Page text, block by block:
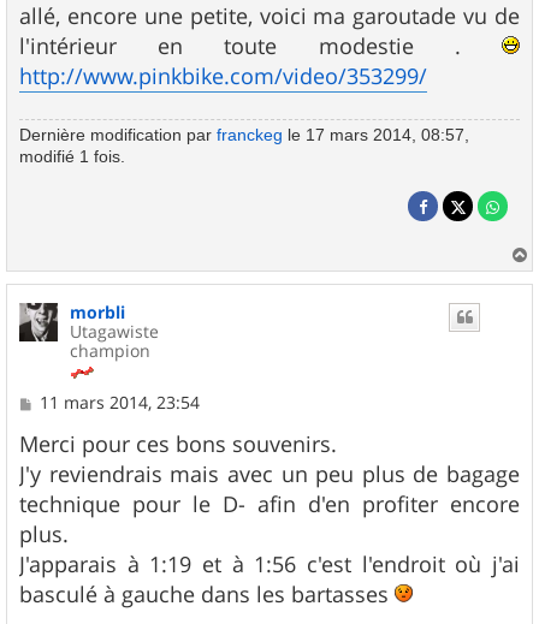
s
s
a
g
e
allé, encore une petite, voici ma garoutade vu de
l'intérieur en toute modestie .
http://www.pinkbike.com/video/353299/
Dernière modification par franckeg le 17 mars 2014, 08:57,
modifié 1 fois.
a
morbli
Utagawiste
champion
M
s
s
a
g
e
11 mars 2014, 23:54
Merci pour ces bons souvenirs.
J'y reviendrais mais avec un peu plus de bagage
technique pour le D- afin d'en profiter encore
plus.
J'apparais à 1:19 et à 1:56 c'est l'endroit où j'ai
basculé à gauche dans les bartasses